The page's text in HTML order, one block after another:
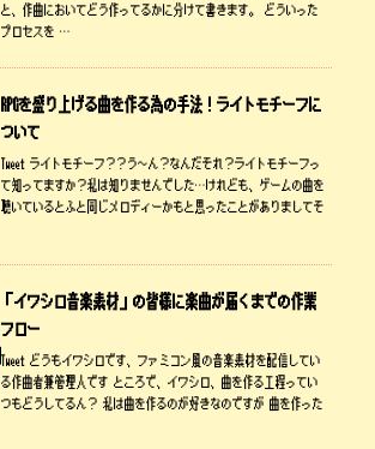
と、作曲においてどう作ってるかに分けて書きます。 どういった
プロセスを …
RPGを盛り上げる曲を作る為の手法！ライトモチーフに
ついて
Tweet ライトモチーフ？？う～ん？なんだそれ？ライトモチーフっ
て知ってますか？私は知りませんでした…けれども、ゲームの曲を
聴いているとふと同じメロディーかもと思ったことがありましてそ
「イワシロ音楽素材」の皆様に楽曲が届くまでの作業
フロー
Tweet どうもイワシロです、ファミコン風の音楽素材を配信してい
る作曲者兼管理人です ところで、イワシロ、曲を作る工程ってい
つもどうしてるん？ 私は曲を作るのが好きなのですが 曲を作った